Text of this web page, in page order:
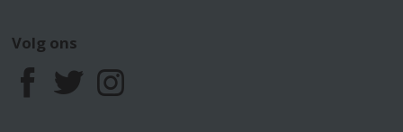
Volg ons
F
T
I